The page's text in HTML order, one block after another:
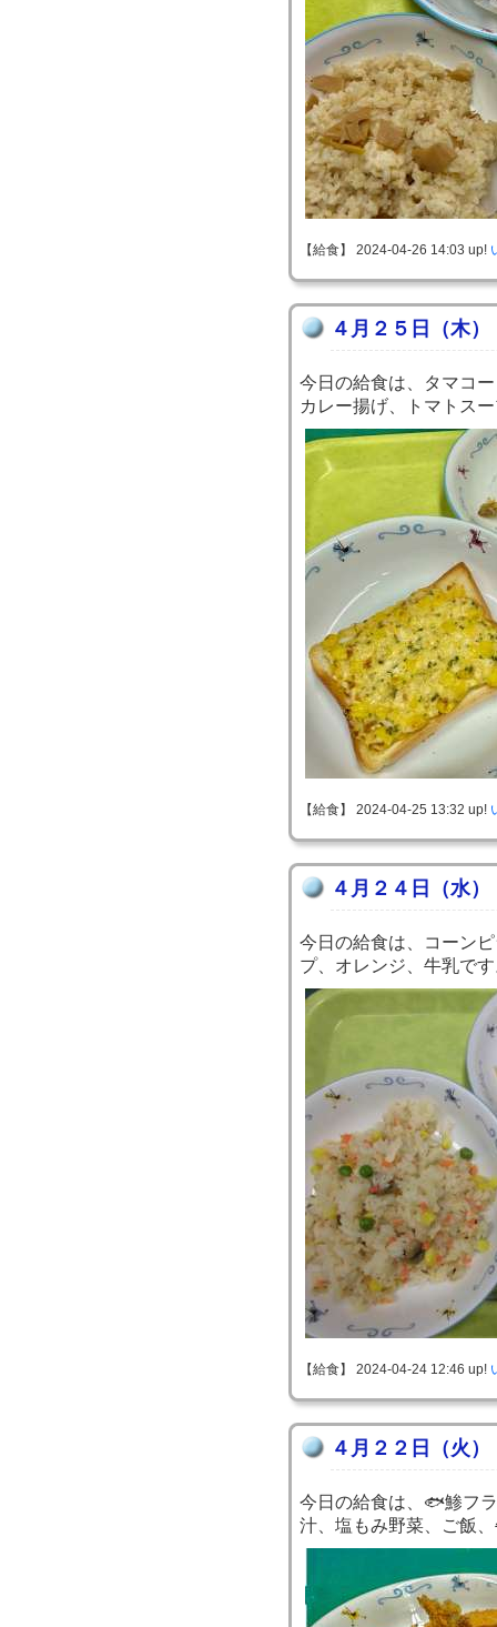
【給食】 2024-04-26 14:03 up!
４月２５日（木）
今日の給食は、タマコ
カレー揚げ、トマトス
【給食】 2024-04-25 13:32 up!
４月２４日（水）
今日の給食は、コーン
プ、オレンジ、牛乳で
【給食】 2024-04-24 12:46 up!
４月２２日（火）
今日の給食は、🐟鯵フ
汁、塩もみ野菜、ご飯